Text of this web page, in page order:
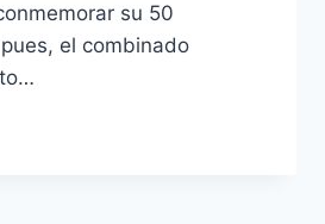
su 50
el combinado